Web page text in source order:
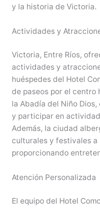
y la historia de Victoria.
Actividades y
Victoria, Entre Ríos,
actividades y
huéspedes del Hotel
de paseos por el
la Abadía del Niño
y participar en
Además, la ciudad
culturales y festivales a
proporcionando
Atención Personalizada
El equipo del Hotel